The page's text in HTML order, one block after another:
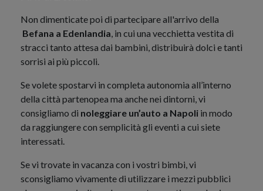
Non dimenticate poi di partecipare all'arrivo della
Befana a Edenlandia, in cui una vecchietta vestita di
stracci tanto attesa dai bambini, distribuirà dolci e tanti
sorrisi ai più piccoli.
Se volete spostarvi in completa autonomia all’interno
della città partenopea ma anche nei dintorni, vi
consigliamo di noleggiare un’auto a Napoli in modo
da raggiungere con semplicità gli eventi a cui siete
interessati.
Se vi trovate in vacanza con i vostri bimbi, vi
sconsigliamo vivamente di utilizzare i mezzi pubblici